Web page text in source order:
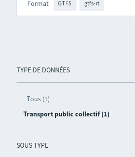
TYPE DE DONNÉES
Tous (1)
Transport public collectif (1)
SOUS-TYPE
Format GTFS gtfs-rt